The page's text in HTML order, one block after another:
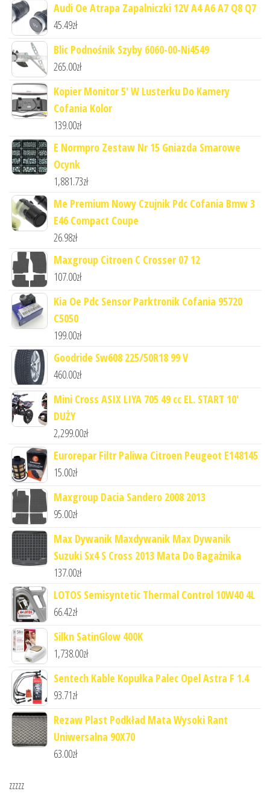
Audi Oe Atrapa Zapalniczki 12V A4 A6 A7 Q8 Q7
45.49zł
Blic Podnośnik Szyby 6060-00-Ni4549
265.00zł
Kopier Monitor 5' W Lusterku Do Kamery
Cofania Kolor
139.00zł
E Normpro Zestaw Nr 15 Gniazda Smarowe
Ocynk
1,881.73zł
Me Premium Nowy Czujnik Pdc Cofania Bmw 3
E46 Compact Coupe
26.98zł
Maxgroup Citroen C Crosser 07 12
107.00zł
Kia Oe Pdc Sensor Parktronik Cofania 95720
C5050
199.00zł
Goodride Sw608 225/50R18 99 V
460.00zł
Mini Cross ASIX LIYA 705 49 cc EL. START 10'
DUŻY
2,299.00zł
Eurorepar Filtr Paliwa Citroen Peugeot E148145
15.00zł
Maxgroup Dacia Sandero 2008 2013
95.00zł
Max Dywanik Maxdywanik Max Dywanik
Suzuki Sx4 S Cross 2013 Mata Do Bagażnika
137.00zł
LOTOS Semisyntetic Thermal Control 10W40 4L
66.42zł
Silkn SatinGlow 400K
1,738.00zł
Sentech Kable Kopułka Palec Opel Astra F 1.4
93.71zł
Rezaw Plast Podkład Mata Wysoki Rant
Uniwersalna 90X70
63.00zł
zzzzz